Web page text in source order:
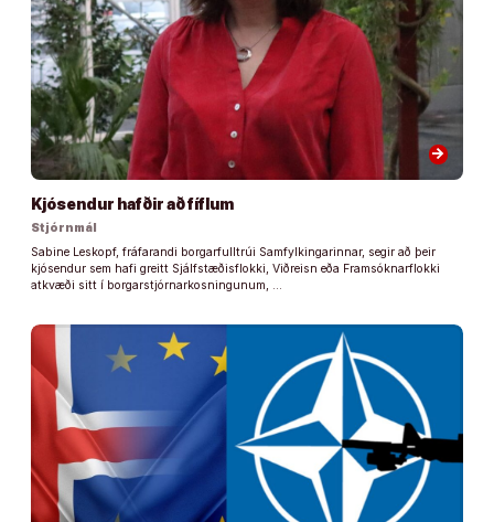
arrow_forward
Kjósendur hafðir að fíflum
Stjórnmál
Sabine Leskopf, fráfarandi borgarfulltrúi Samfylkingarinnar, segir að þeir
kjósendur sem hafi greitt Sjálfstæðisflokki, Viðreisn eða Framsóknarflokki
atkvæði sitt í borgarstjórnarkosningunum, …